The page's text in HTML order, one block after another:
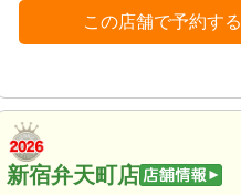
この店舗で予約する
新宿弁天町店